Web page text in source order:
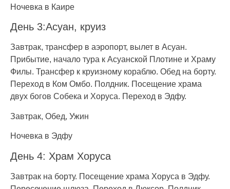
Ночевка в Каире
День 3:Асуан, круиз
Завтрак, трансфер в аэропорт, вылет в Асуан.
Прибытие, начало тура к Асуанской Плотине и Храму
Филы. Трансфер к круизному кораблю. Обед на борту.
Переход в Ком Омбо. Полдник. Посещение храма
двух богов Собека и Хоруса. Переход в Эдфу.
Завтрак, Обед, Ужин
Ночевка в Эдфу
День 4: Храм Хоруса
Завтрак на борту. Посещение храма Хоруса в Эдфу.